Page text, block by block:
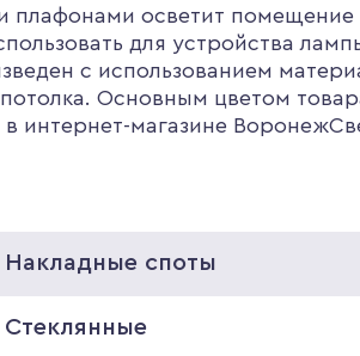
плафонами осветит
для устройства
с использованием
Основным цветом
интернет-магазине
Накладные споты
Стеклянные